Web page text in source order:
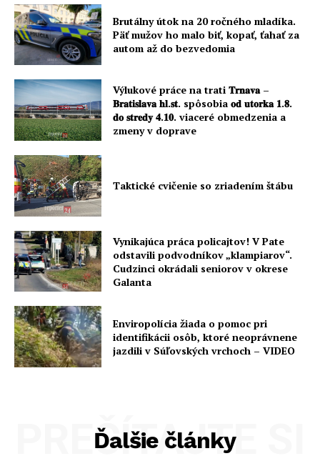
Brutálny útok na 20 ročného mladíka.
Päť mužov ho malo biť, kopať, ťahať za
autom až do bezvedomia
Výlukové práce na trati 𝐓𝐫𝐧𝐚𝐯𝐚 –
𝐁𝐫𝐚𝐭𝐢𝐬𝐥𝐚𝐯𝐚 𝐡𝐥.𝐬𝐭. spôsobia 𝐨𝐝 𝐮𝐭𝐨𝐫𝐤𝐚 𝟏.𝟖.
𝐝𝐨 𝐬𝐭𝐫𝐞𝐝𝐲 𝟒.𝟏𝟎. viaceré obmedzenia a
zmeny v doprave
Taktické cvičenie so zriadením štábu
Vynikajúca práca policajtov! V Pate
odstavili podvodníkov „klampiarov“.
Cudzinci okrádali seniorov v okrese
Galanta
Enviropolícia žiada o pomoc pri
identifikácii osôb, ktoré neoprávnene
jazdili v Súľovských vrchoch – VIDEO
Ďalšie články
PREČÍTAJTE SI